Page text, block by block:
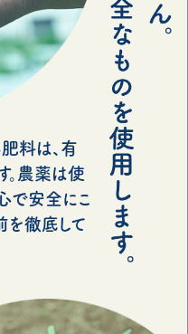
料は、有
。農薬は使
で安全にこ
を徹底して